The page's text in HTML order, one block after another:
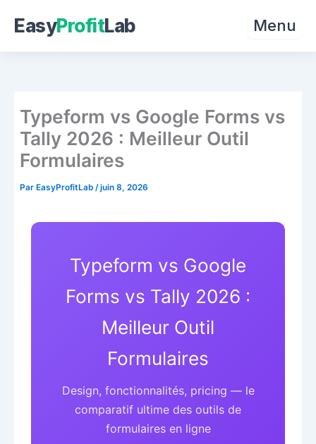
EasyProfitLab Menu
Typeform vs Google Forms vs
Tally 2026 : Meilleur Outil
Formulaires
Par EasyProfitLab /juin 8, 2026
Typeform vs Google
Forms vs Tally 2026 :
Meilleur Outil
Formulaires
Design, fonctionnalités, pricing — le
comparatif ultime des outils de
formulaires en ligne